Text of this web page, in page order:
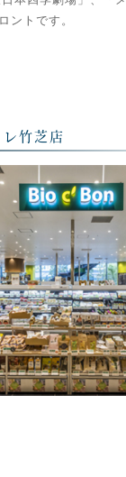
ントです。
竹芝店